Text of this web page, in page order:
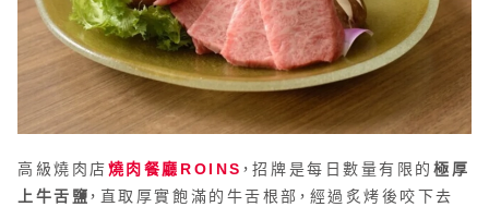
高級燒肉店燒肉餐廳ROINS ，招牌是每日數量有限的極厚
上牛舌鹽，直取厚實飽滿的牛舌根部，經過炙烤後咬下去